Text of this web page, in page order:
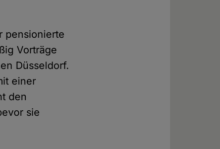
pensionierte
Vorträge
Düsseldorf.
einer
den
sie